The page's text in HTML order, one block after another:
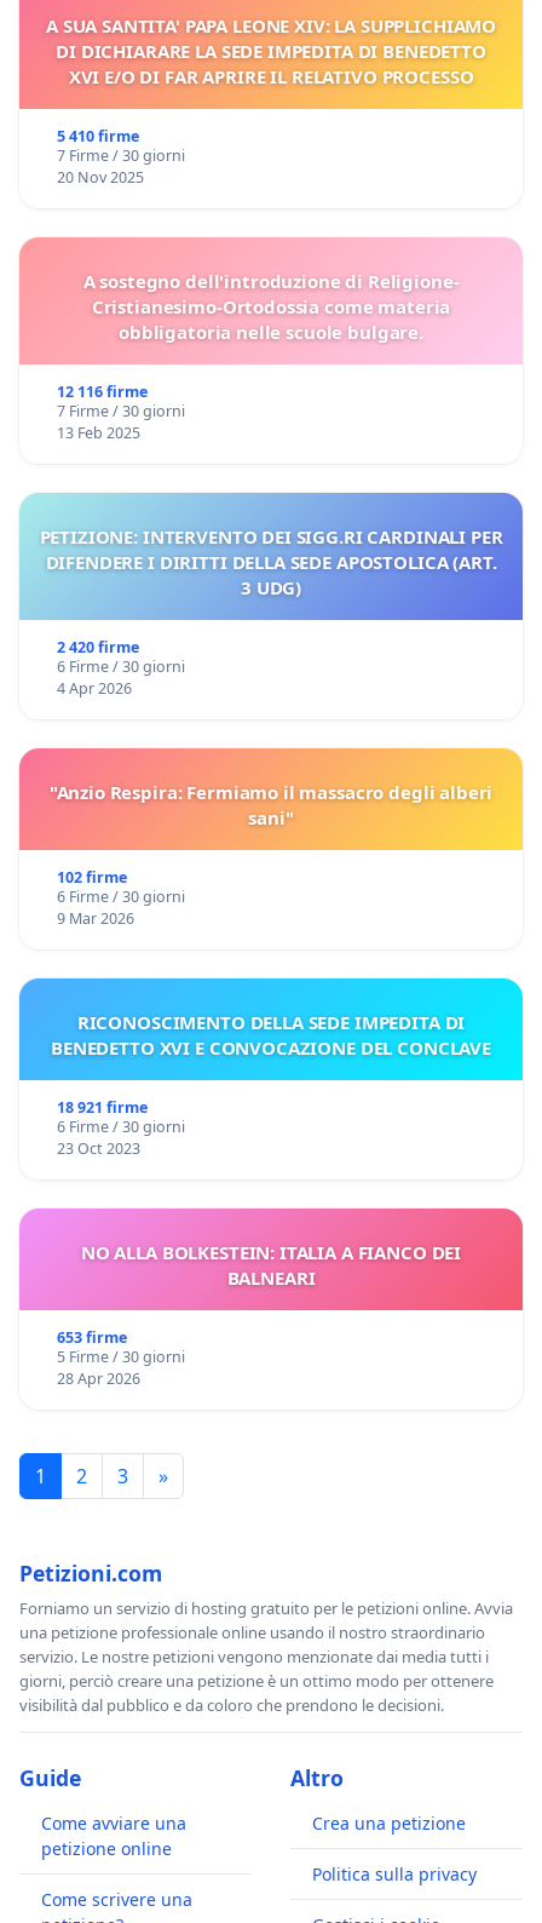
A SUA SANTITA' PAPA LEONE XIV: LA SUPPLICHIAMO
DI DICHIARARE LA SEDE IMPEDITA DI BENEDETTO
XVI E/O DI FAR APRIRE IL RELATIVO PROCESSO
5 410 firme
7 Firme / 30 giorni
20 Nov 2025
A sostegno dell'introduzione di Religione-
Cristianesimo-Ortodossia come materia
obbligatoria nelle scuole bulgare.
12 116 firme
7 Firme / 30 giorni
13 Feb 2025
PETIZIONE: INTERVENTO DEI SIGG.RI CARDINALI PER
DIFENDERE I DIRITTI DELLA SEDE APOSTOLICA (ART.
3 UDG)
2 420 firme
6 Firme / 30 giorni
4 Apr 2026
"Anzio Respira: Fermiamo il massacro degli alberi
sani"
102 firme
6 Firme / 30 giorni
9 Mar 2026
RICONOSCIMENTO DELLA SEDE IMPEDITA DI
BENEDETTO XVI E CONVOCAZIONE DEL CONCLAVE
18 921 firme
6 Firme / 30 giorni
23 Oct 2023
NO ALLA BOLKESTEIN: ITALIA A FIANCO DEI
BALNEARI
653 firme
5 Firme / 30 giorni
28 Apr 2026
1 2 3 »
Petizioni.com
Forniamo un servizio di hosting gratuito per le petizioni online. Avvia
una petizione professionale online usando il nostro straordinario
servizio. Le nostre petizioni vengono menzionate dai media tutti i
giorni, perciò creare una petizione è un ottimo modo per ottenere
visibilità dal pubblico e da coloro che prendono le decisioni.
Guide
Come avviare una
petizione online
Come scrivere una
Altro
Crea una petizione
Politica sulla privacy